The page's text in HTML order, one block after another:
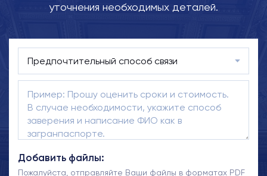
уточнения необходимых деталей.
Добавить файлы:
Пожалуйста, отправляйте Ваши файлы в форматах PDF